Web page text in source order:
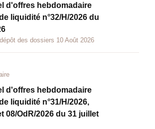
d'offres hebdomadaire
liquidité n°32/H/2026 du
des dossiers 10 Août 2026
d'offres hebdomadaire
liquidité n°31/H/2026,
08/OdR/2026 du 31 juillet